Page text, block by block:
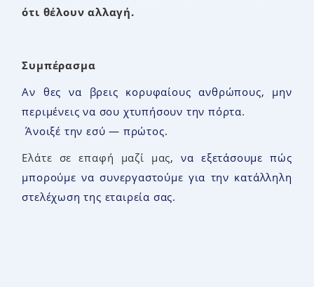
ότι θέλουν αλλαγή.
Συμπέρασμα
Αν θες να βρεις κορυφαίους ανθρώπους, μην
περιμένεις να σου χτυπήσουν την πόρτα.
Άνοιξέ την εσύ — πρώτος.
Ελάτε σε επαφή μαζί μας, να εξετάσουμε πώς
μπορούμε να συνεργαστούμε για την κατάλληλη
στελέχωση της εταιρεία σας.